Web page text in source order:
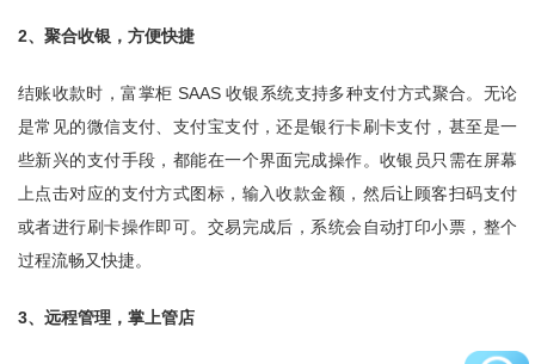
2、聚合收银，方便快捷
结账收款时，富掌柜 SAAS 收银系统支持多种支付方式聚合。无论
是常见的微信支付、支付宝支付，还是银行卡刷卡支付，甚至是一
些新兴的支付手段，都能在一个界面完成操作。收银员只需在屏幕
上点击对应的支付方式图标，输入收款金额，然后让顾客扫码支付
或者进行刷卡操作即可。交易完成后，系统会自动打印小票，整个
过程流畅又快捷。
3、远程管理，掌上管店